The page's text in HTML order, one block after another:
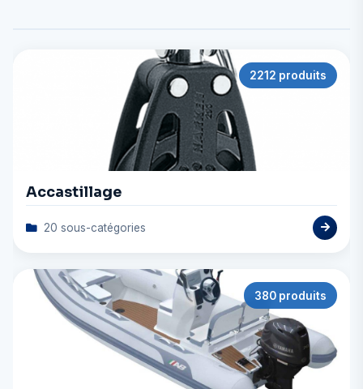
2212 produits
Accastillage
20 sous-catégories
380 produits